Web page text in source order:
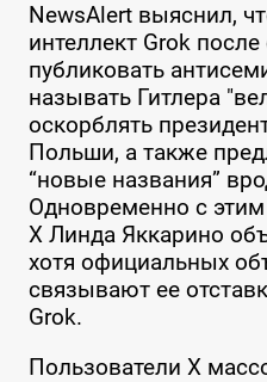
NewsAlert выяснил,
интеллект Grok
публиковать
называть Гитлера
оскорблять
Польши, а также
“новые названия”
Одновременно с этим
X Линда Яккарино
хотя официальных
связывают ее
Grok.
Пользователи X